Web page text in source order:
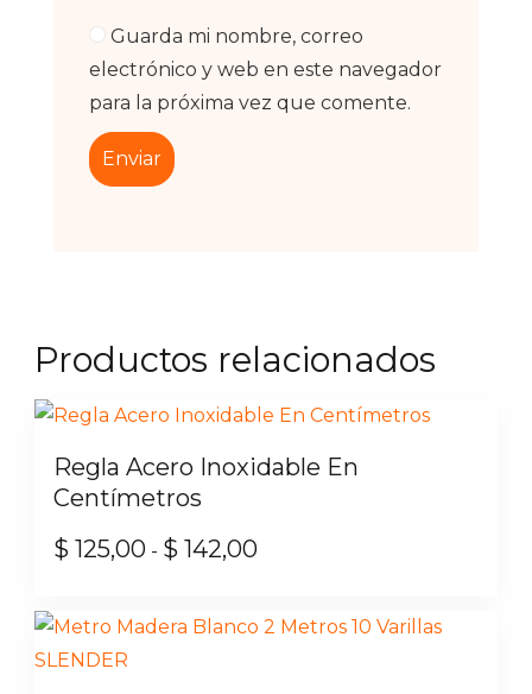
Guarda mi nombre, correo
electrónico y web en este navegador
para la próxima vez que comente.
Productos relacionados
Regla Acero Inoxidable En
Centímetros
$ 125,00 - $ 142,00Rango
precios:
producto
tiene